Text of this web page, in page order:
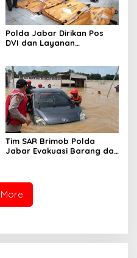
Polda Jabar Dirikan Pos
DVI dan Layanan
Bencana di Pasirlangu
Tim SAR Brimob Polda
Jabar Evakuasi Barang dan
Subang